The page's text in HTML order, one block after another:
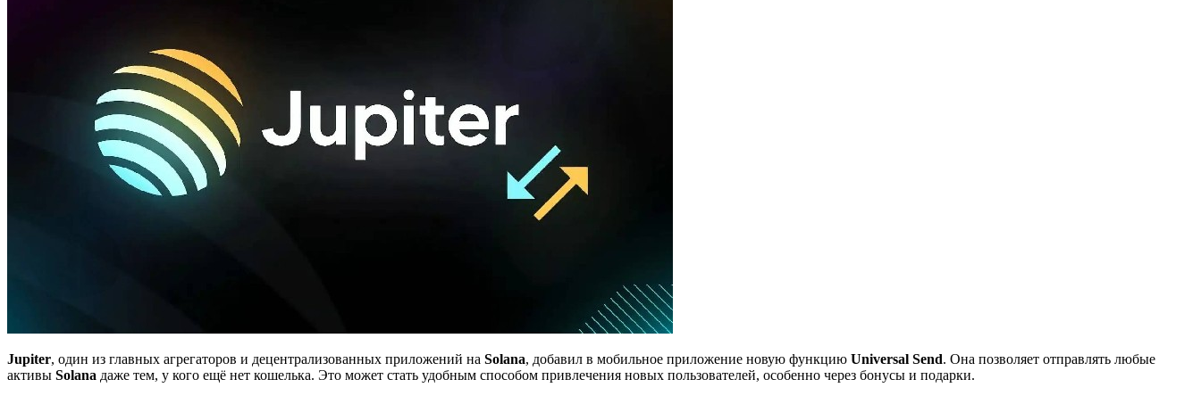
Jupiter, один из главных агрегаторов и децентрализованных приложений на Solana, добавил в мобильное приложение новую функцию Universal Send. Она позволяет отправлять любые
активы Solana даже тем, у кого ещё нет кошелька. Это может стать удобным способом привлечения новых пользователей, особенно через бонусы и подарки.